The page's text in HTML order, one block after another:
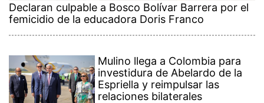
Declaran culpable a Bosco Bolívar Barrera por el
femicidio de la educadora Doris Franco
Mulino llega a Colombia para
investidura de Abelardo de la
Espriella y reimpulsar las
relaciones bilaterales